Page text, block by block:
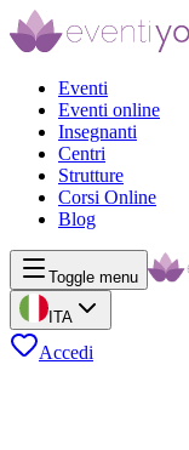
Eventi
Eventi online
Insegnanti
Centri
Strutture
Corsi Online
Blog
Toggle menu
ITA
Accedi